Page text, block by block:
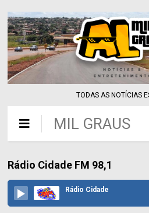
TODAS AS NOTÍCIAS
MIL GRAUS
Rádio Cidade FM 98,1
Rádio Cidade